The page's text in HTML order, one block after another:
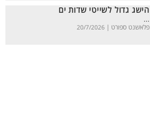
הישג גדול לשייטי שדות ים
...
פלאשנט ספורט | 20/7/2026